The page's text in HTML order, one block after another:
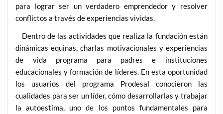
para lograr ser un verdadero emprendedor y resolver
conflictos a través de experiencias vividas.
Dentro de las actividades que realiza la fundación están
dinámicas equinas, charlas motivacionales y experiencias
de vida programa para padres e instituciones
educacionales y formación de líderes. En esta oportunidad
los usuarios del programa Prodesal conocieron las
cualidades para ser un líder, cómo desarrollarlas y trabajar
la autoestima, uno de los puntos fundamentales para